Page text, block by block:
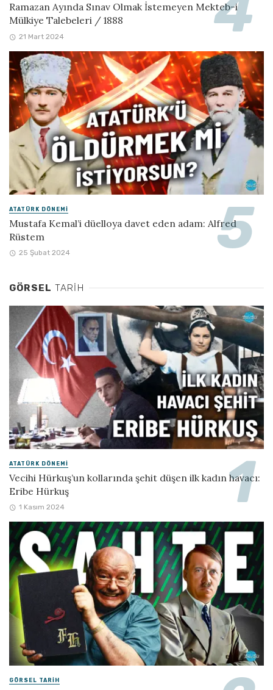
Ramazan Ayında Sınav Olmak İstemeyen Mekteb-i
Mülkiye Talebeleri / 1888
21 Mart 2024
ATATÜRK DÖNEMI
Mustafa Kemal’i düelloya davet eden adam: Alfred
Rüstem
25 Şubat 2024
GÖRSEL TARIH
ATATÜRK DÖNEMI
Vecihi Hürkuş’un kollarında şehit düşen ilk kadın havacı:
Eribe Hürkuş
1 Kasım 2024
GÖRSEL TARIH